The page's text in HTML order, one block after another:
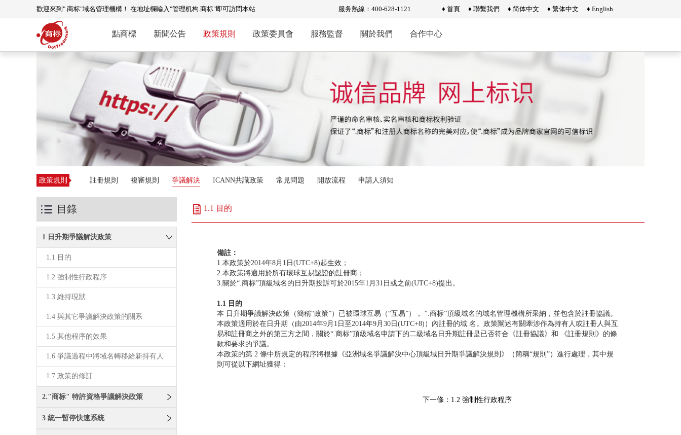
歡迎來到".商标"域名管理機構！ 在地址欄輸入"管理机构.商标"即可訪問本站 服务熱線：400-628-1121 ♦ 首頁 ♦ 聯繫我們 ♦ 简体中文 ♦ 繁体中文 ♦ English
點商標 新聞公告 政策規則 政策委員會 服務監督 關於我們 合作中心
政策規則 註冊規則 複審規則 爭議解決 ICANN共識政策 常見問題 開放流程 申請人須知
目錄
1 日升期爭議解決政策
1.1 目的
1.2 強制性行政程序
1.3 維持現狀
1.4 與其它爭議解決政策的關系
1.5 其他程序的效果
1.6 爭議過程中將域名轉移給新持有人
1.7 政策的修訂
2."商标" 特許資格爭議解決政策
3 統一暫停快速系統
1.1 目的
備註：
1.本政策於2014年8月1日(UTC+8)起生效；
2.本政策將適用於所有環球互易認證的註冊商；
3.關於“.商标”頂級域名的日升期投訴可於2015年1月31日或之前(UTC+8)提出。
1.1 目的
本 日升期爭議解決政策（簡稱“政策”）已被環球互易（“互易”）， “.商标”頂級域名的域名管理機構所采納，並包含於註冊協議。
本政策適用於在日升期（由2014年9月1日至2014年9月30日(UTC+8)）內註冊的域 名。政策闡述有關牽涉作為持有人或註冊人與互
易和註冊商之外的第三方之間，關於“.商标”頂級域名申請下的二級域名日升期註冊是已否符合《註冊協議》和 《註冊規則》的條
款和要求的爭議。
本政策的第 2 條中所規定的程序將根據《亞洲域名爭議解決中心頂級域日升期爭議解決規則》（簡稱“規則”）進行處理，其中規
則可從以下網址獲得：
下一條：1.2 強制性行政程序